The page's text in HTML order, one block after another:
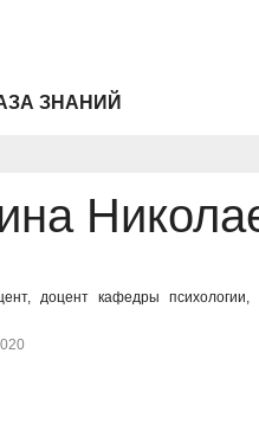
ЗНАНИЙ
доцент кафедры